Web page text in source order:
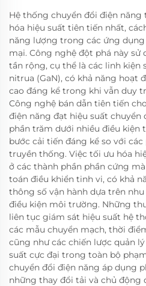
Hệ thống chuyển đổi điện
hóa hiệu suất tiên tiến nhất,
năng lượng trong các ứng
mại. Công nghệ đột phá này sử
tần rộng, cụ thể là các linh kiện
nitrua (GaN), có khả năng hoạt
cao đáng kể trong khi vẫn duy
Công nghệ bán dẫn tiên tiến
điện năng đạt hiệu suất
phần trăm dưới nhiều điều kiện
bước cải tiến đáng kể so với
truyền thống. Việc tối ưu hóa
ở các thành phần phần cứng
toán điều khiển tinh vi, có khả
thông số vận hành dựa trên
điều kiện môi trường. Những
liên tục giám sát hiệu suất hệ
các mẫu chuyển mạch, thời
cũng như các chiến lược quản
suất cực đại trong toàn bộ
chuyển đổi điện năng áp dụng
những thay đổi tải và chủ động